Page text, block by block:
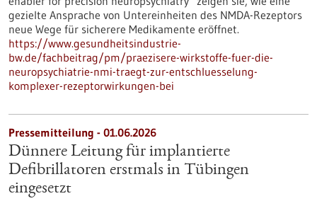
gezielte Ansprache von Untereinheiten des NMDA-Rezeptors
neue Wege für sicherere Medikamente eröffnet.
https://www.gesundheitsindustrie-
bw.de/fachbeitrag/pm/praezisere-wirkstoffe-fuer-die-
neuropsychiatrie-nmi-traegt-zur-entschluesselung-
komplexer-rezeptorwirkungen-bei
Pressemitteilung - 01.06.2026
Dünnere Leitung für implantierte
Defibrillatoren erstmals in Tübingen
eingesetzt